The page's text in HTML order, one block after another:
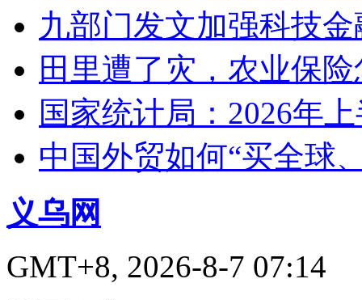
九部门发文加强科技
田里遭了灾，农业保
国家统计局：2026年
中国外贸如何“买全球
义乌网
GMT+8, 2026-8-7 07:14